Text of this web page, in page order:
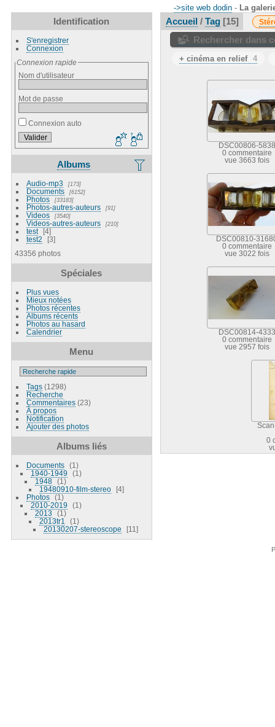
->site web dodin - La
Identification
S'enregistrer
Connexion
Connexion rapide
Nom d'utilisateur
Mot de passe
Connexion auto
Albums
Audio-mp3 173
Documents 6152
Photos 33183
Photos-autres-auteurs 91
Videos 3540
Videos-autres-auteurs 210
test
4
test2
3
43356 photos
Spéciales
Plus vues
Mieux notées
Photos récentes
Albums récents
Photos au hasard
Calendrier
Menu
Tags(1298)
Recherche
Commentaires(23)
À propos
Notification
Ajouter des photos
Albums liés
Documents
1
1940-1949
1
1948
1
19480910-film-stereo
4
Photos
1
2010-2019
1
2013
1
2013tr1
1
20130207-stereoscope
11
Accueil/ Tag 15
Rechercher dans
+ cinéma en relief 4
DSC00806-5838
0 commentaire
vue 3663 fois
DSC00810-
0 commentaire
vue 3022 fois
DSC00814-4333
0 commentaire
vue 2957 fois
0